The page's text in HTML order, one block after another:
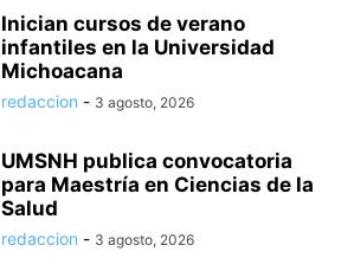
Inician cursos de verano
infantiles en la Universidad
Michoacana
redaccion - 3 agosto, 2026
UMSNH publica convocatoria
para Maestría en Ciencias de la
Salud
redaccion - 3 agosto, 2026